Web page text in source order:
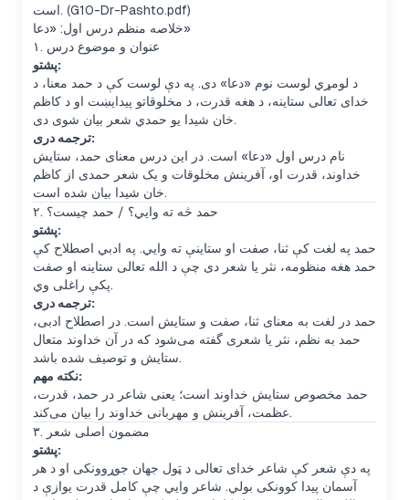
است. (G10-Dr-Pashto.pdf)
خلاصه منظم درس اول: «دعا»
۱. عنوان و موضوع درس
پشتو:
د لومړي لوست نوم «دعا» دی. په دې لوست کې د حمد معنا، د
خدای تعالی ستاینه، د هغه قدرت، د مخلوقاتو پیدایښت او د کاظم
خان شیدا یو حمدي شعر بیان شوی دی.
ترجمه دری:
نام درس اول «دعا» است. در این درس معنای حمد، ستایش
خداوند، قدرت او، آفرینش مخلوقات و یک شعر حمدی از کاظم
خان شیدا بیان شده است.
۲. حمد څه ته وايي؟ / حمد چیست؟
پشتو:
حمد په لغت کې ثنا، صفت او ستاینې ته وايي. په ادبي اصطلاح کې
حمد هغه منظومه، نثر یا شعر دی چې د الله تعالی ستاینه او صفت
پکې راغلی وي.
ترجمه دری:
حمد در لغت به معنای ثنا، صفت و ستایش است. در اصطلاح ادبی،
حمد به نظم، نثر یا شعری گفته می‌شود که در آن خداوند متعال
ستایش و توصیف شده باشد.
نکته مهم:
حمد مخصوص ستایش خداوند است؛ یعنی شاعر در حمد، قدرت،
عظمت، آفرینش و مهربانی خداوند را بیان می‌کند.
۳. مضمون اصلی شعر
پشتو:
په دې شعر کې شاعر خدای تعالی د ټول جهان جوړوونکی او د هر
آسمان پیدا کوونکی بولي. شاعر وايي چې کامل قدرت یوازې د